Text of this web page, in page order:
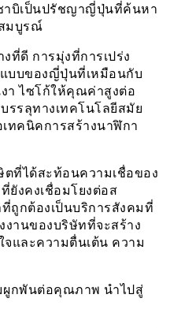
บิเป็นปรัชญาญี่ปุ่นที่ค้นหา
มบูรณ์
ที่ดี การมุ่งที่การเปร่ง
บบของญี่ปุ่นที่เหมือนกับ
งา ไซโก้ให้คุณค่าสูงต่อ
รรลุทางเทคโนโลยีสมัย
ทคนิคการสร้างนาฬิกา
ที่ได้สะท้อนความเชื่อของ
ยังคงเชื่อมโยงต่อส
ถูกต้องเป็นบริการสังคมที่
านของบริษัทที่จะสร้าง
และความตื่นเต้น ความ
ผูกพันต่อคุณภาพ นำไปสู่